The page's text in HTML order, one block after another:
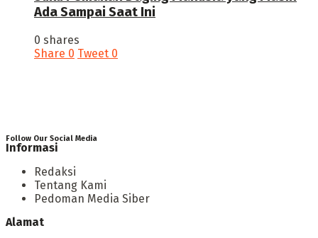
Ada Sampai Saat Ini
0 shares
Share 0 Tweet 0
Follow Our Social Media
Informasi
Redaksi
Tentang Kami
Pedoman Media Siber
Alamat